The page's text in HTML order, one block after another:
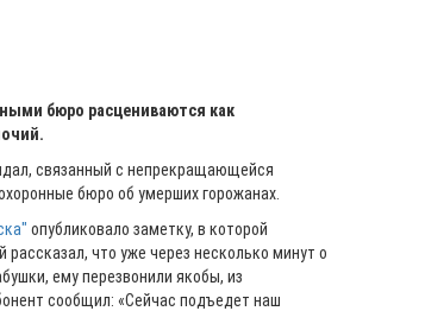
бюро расцениваются как
связанный с непрекращающейся
бюро об умерших горожанах.
опубликовало заметку, в которой
что уже через несколько минут о
ему перезвонили якобы, из
сообщил: «Сейчас подъедет наш